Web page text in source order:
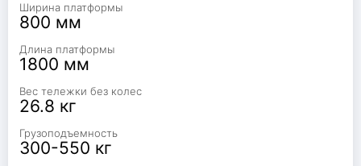
Ширина платформы
800 мм
Длина платформы
1800 мм
Вес тележки без колес
26.8 кг
Грузоподъемность
300-550 кг